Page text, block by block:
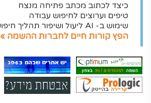
כיצד לכתוב מכתב פתיחה מנצח
טיפים וערוצים לחיפוש עבודה
שימוש ב- AI ליעול ושיפור תהליך חיפוש העבודה
הפץ קורות חיים לחברות ההשמה »